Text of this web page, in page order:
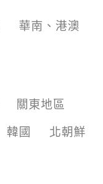
華南、港澳
關東地區
韓國
北朝鮮